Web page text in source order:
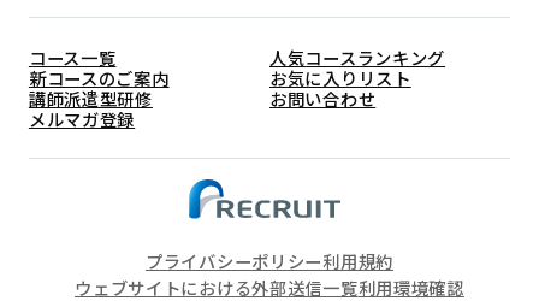
コース一覧
人気コースランキング
新コースのご案内
お気に入りリスト
講師派遣型研修
お問い合わせ
メルマガ登録
プライバシーポリシー利用規約
ウェブサイトにおける外部送信一覧利用環境確認